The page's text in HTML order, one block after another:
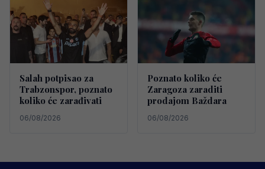
Salah potpisao za
Trabzonspor, poznato
koliko će zarađivati
06/08/2026
Poznato koliko će
Zaragoza zaraditi
prodajom Baždara
06/08/2026